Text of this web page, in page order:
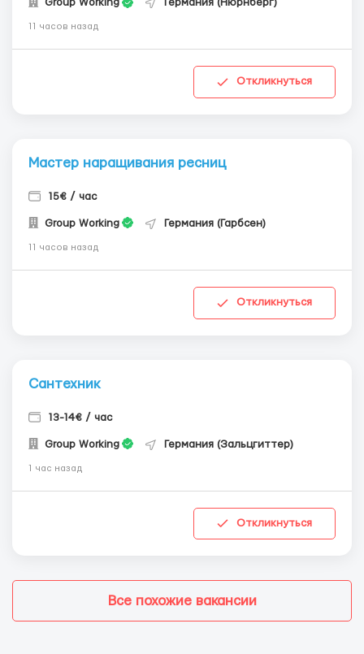
Group Working Германия (Нюрнберг)
11 часов назад
Откликнуться
Мастер наращивания ресниц
15€ / час
Group Working Германия (Гарбсен)
11 часов назад
Откликнуться
Сантехник
13-14€ / час
Group Working Германия (Зальцгиттер)
1 час назад
Откликнуться
Все похожие вакансии